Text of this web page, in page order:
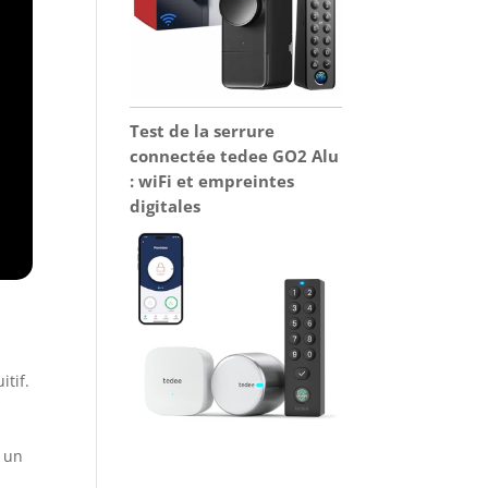
un
Test de la serrure
connectée tedee GO2 Alu
: wiFi et empreintes
digitales